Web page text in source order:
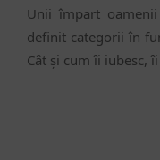
Unii împart oamenii în categorii, alții nu. Iar unii au
definit categorii în
Cât și cum îi iubesc,